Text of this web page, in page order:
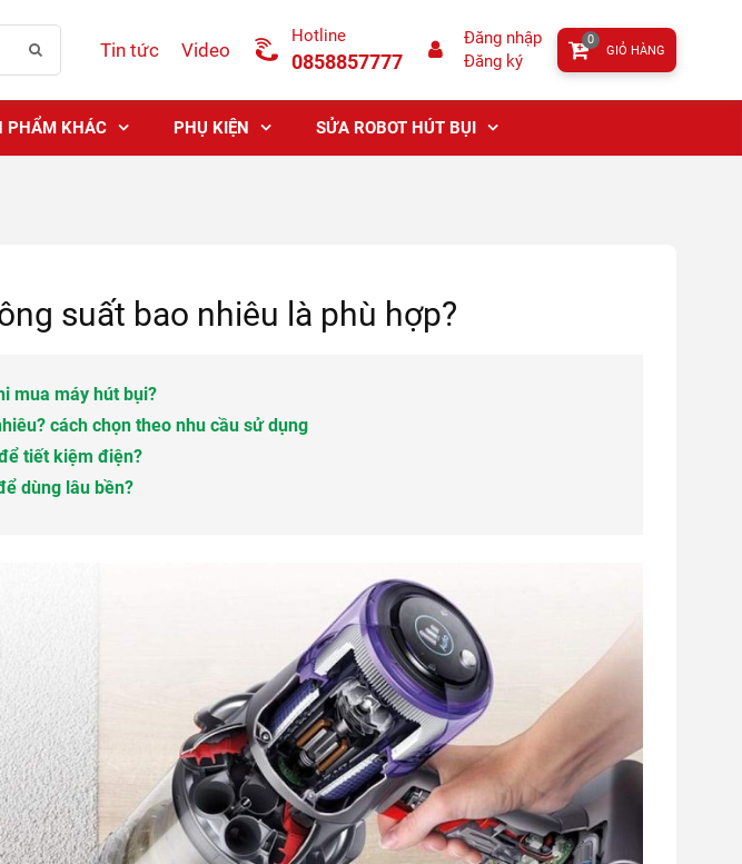
Tin tức Video
Hotline
0858857777
Đăng nhập
Đăng ký
GIỎ HÀNG
0
PHẨM KHÁC PHỤ KIỆN SỬA ROBOT HÚT BỤI
suất bao nhiêu là phù hợp?
mua máy hút bụi?
cách chọn theo nhu cầu sử dụng
tiết kiệm điện?
dùng lâu bền?